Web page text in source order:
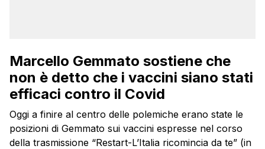
Marcello Gemmato sostiene che
non è detto che i vaccini siano stati
efficaci contro il Covid
Oggi a finire al centro delle polemiche erano state le
posizioni di Gemmato sui vaccini espresse nel corso
della trasmissione “Restart-L’Italia ricomincia da te” (in